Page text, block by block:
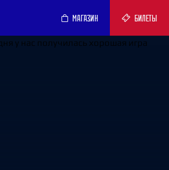
МАГАЗИН БИЛЕТЫ